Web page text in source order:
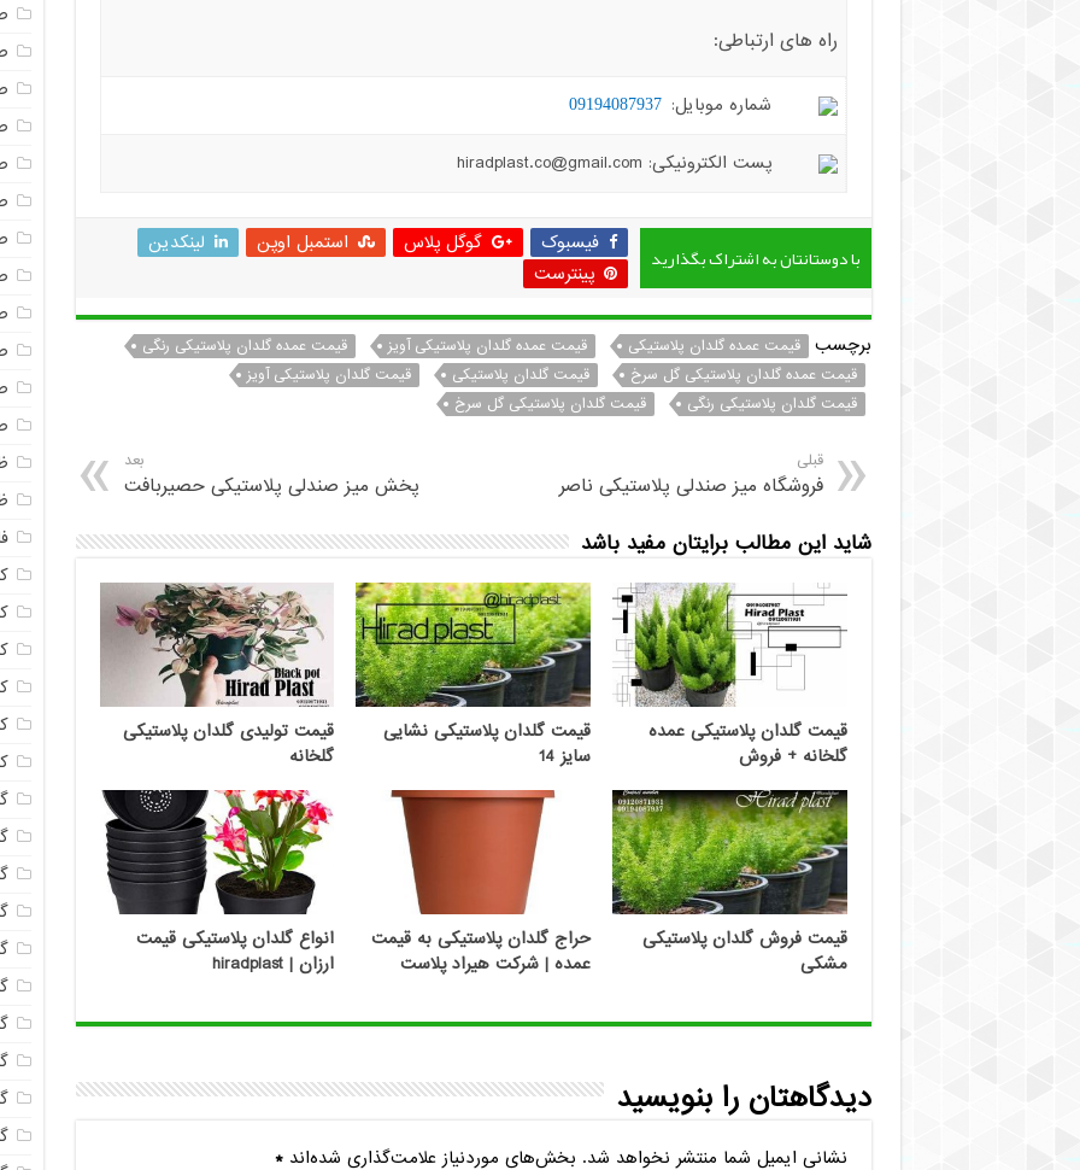
راه های ارتباطی:
شماره موبایل: 09194087937
پست الکترونیکی: hiradplast.co@gmail.com
با دوستانتان به اشتراک بگذارید فیسبوک گوگل پلاس استمبل اوپن
لینکدین
پینترست
برچسب قیمت عمده گلدان پلاستیکی قیمت عمده گلدان پلاستیکی آویز
قیمت عمده گلدان پلاستیکی رنگی
قیمت عمده گلدان پلاستیکی گل سرخ
قیمت گلدان پلاستیکی
قیمت گلدان پلاستیکی آویز
قیمت گلدان پلاستیکی رنگی
قیمت گلدان پلاستیکی گل سرخ
قبلی
فروشگاه میز صندلی پلاستیکی ناصر
بعد
پخش میز صندلی پلاستیکی حصیربافت
شاید این مطالب برایتان مفید باشد
قیمت گلدان پلاستیکی عمده
گلخانه + فروش
قیمت گلدان پلاستیکی نشایی
سایز 14
قیمت تولیدی گلدان پلاستیکی
گلخانه
قیمت فروش گلدان پلاستیکی
مشکی
حراج گلدان پلاستیکی به قیمت
عمده | شرکت هیراد پلاست
انواع گلدان پلاستیکی قیمت
ارزان | hiradplast
دیدگاهتان را بنویسید
نشانی ایمیل شما منتشر نخواهد شد. بخش‌های موردنیاز علامت‌گذاری شده‌اند*